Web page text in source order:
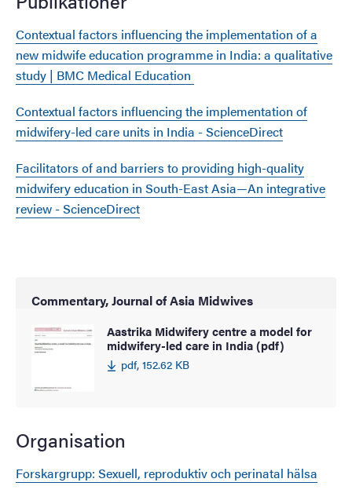
Contextual factors influencing the implementation of a
new midwife education programme in India: a qualitative
study | BMC Medical Education
Contextual factors influencing the implementation of
midwifery-led care units in India - ScienceDirect
Facilitators of and barriers to providing high-quality
midwifery education in South-East Asia—An integrative
review - ScienceDirect
Commentary, Journal of Asia Midwives
Aastrika Midwifery centre a model for
midwifery-led care in India (pdf)
pdf, 152.62 KB
Organisation
Forskargrupp: Sexuell, reproduktiv och perinatal hälsa